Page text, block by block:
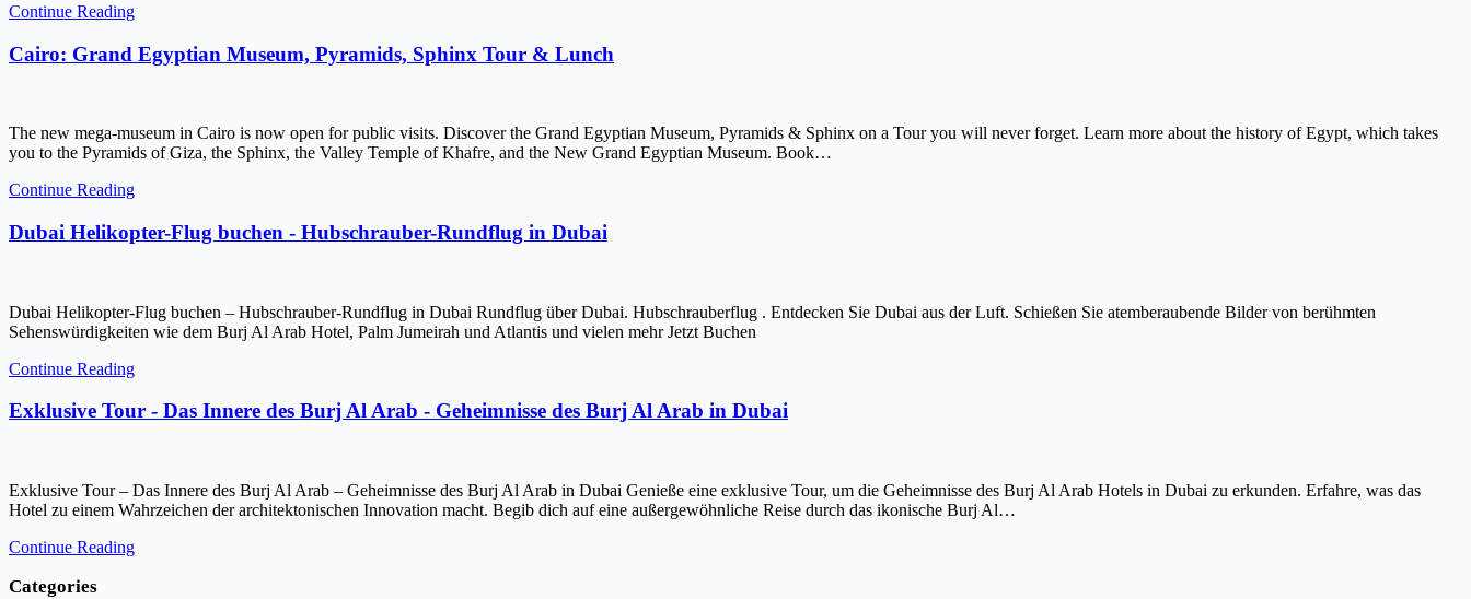
Continue Reading
Cairo: Grand Egyptian Museum, Pyramids, Sphinx Tour & Lunch
The new mega-museum in Cairo is now open for public visits. Discover the Grand Egyptian Museum, Pyramids & Sphinx on a Tour you will never forget. Learn more about the history of Egypt, which takes
you to the Pyramids of Giza, the Sphinx, the Valley Temple of Khafre, and the New Grand Egyptian Museum. Book…
Continue Reading
Dubai Helikopter-Flug buchen - Hubschrauber-Rundflug in Dubai
Dubai Helikopter-Flug buchen – Hubschrauber-Rundflug in Dubai Rundflug über Dubai. Hubschrauberflug . Entdecken Sie Dubai aus der Luft. Schießen Sie atemberaubende Bilder von berühmten
Sehenswürdigkeiten wie dem Burj Al Arab Hotel, Palm Jumeirah und Atlantis und vielen mehr Jetzt Buchen
Continue Reading
Exklusive Tour - Das Innere des Burj Al Arab - Geheimnisse des Burj Al Arab in Dubai
Exklusive Tour – Das Innere des Burj Al Arab – Geheimnisse des Burj Al Arab in Dubai Genieße eine exklusive Tour, um die Geheimnisse des Burj Al Arab Hotels in Dubai zu erkunden. Erfahre, was das
Hotel zu einem Wahrzeichen der architektonischen Innovation macht. Begib dich auf eine außergewöhnliche Reise durch das ikonische Burj Al…
Continue Reading
Categories